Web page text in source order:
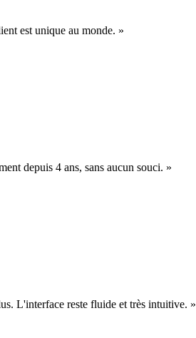
est unique au monde. »
depuis 4 ans, sans aucun souci. »
L'interface reste fluide et très intuitive. »